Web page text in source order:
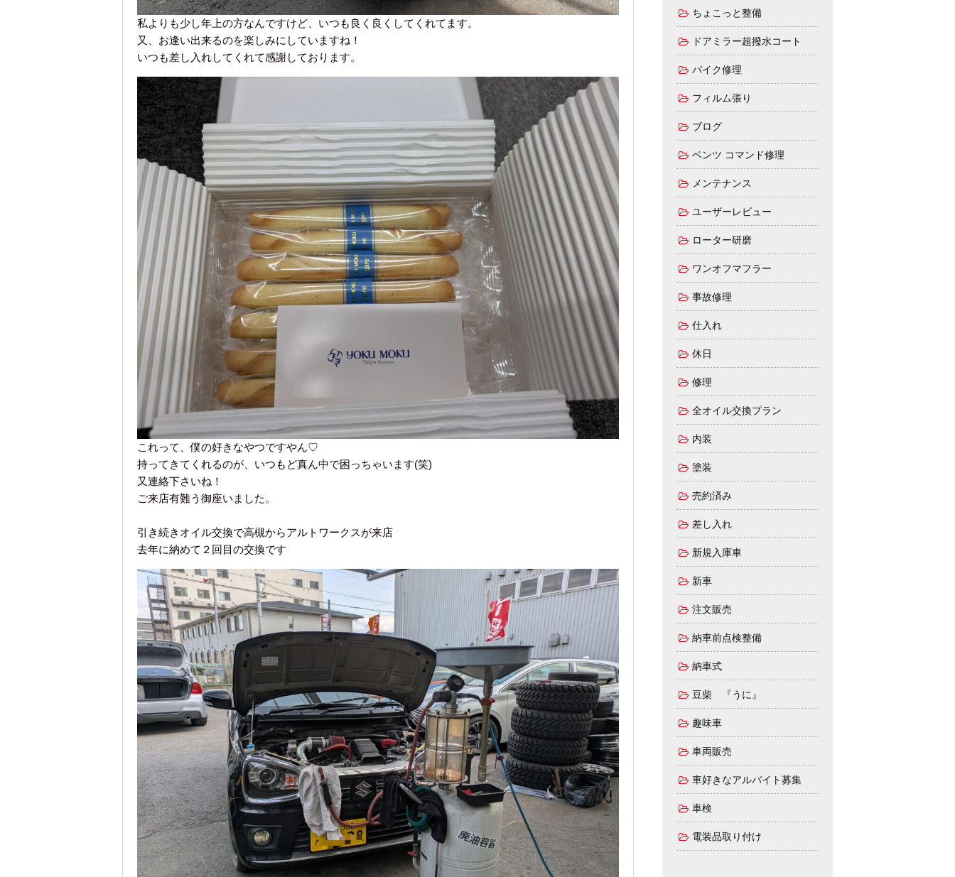
私よりも少し年上の方なんですけど、いつも良く良くしてくれてます。
又、お逢い出来るのを楽しみにしていますね！
いつも差し入れしてくれて感謝しております。
これって、僕の好きなやつですやん♡
持ってきてくれるのが、いつもど真ん中で困っちゃいます(笑)
又連絡下さいね！
ご来店有難う御座いました。
引き続きオイル交換で高槻からアルトワークスが来店
去年に納めて２回目の交換です
ちょこっと整備
ドアミラー超撥水コート
バイク修理
フィルム張り
ブログ
ベンツ コマンド修理
メンテナンス
ユーザーレビュー
ローター研磨
ワンオフマフラー
事故修理
仕入れ
休日
修理
全オイル交換プラン
内装
塗装
売約済み
差し入れ
新規入庫車
新車
注文販売
納車前点検整備
納車式
豆柴 『うに』
趣味車
車両販売
車好きなアルバイト募集
車検
電装品取り付け